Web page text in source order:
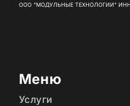
ООО "МОДУЛЬНЫЕ ТЕХНОЛОГИИ"
Меню
Услуги